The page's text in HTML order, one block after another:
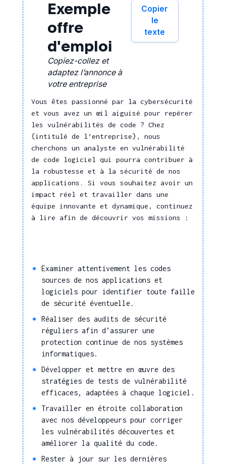
Réaliser une veille
technique ou
technologique pour
anticiper les évolutions
Concevoir et animer
une démarche
d'innovation
Nouvelles
technologies
Développer un logiciel,
un système
d'informations, une
application
Déployer, intégrer un
logiciel, un système
d'informations, une
application
un système
d'informations, une
application
Paramétrer un logiciel
métier et l'interfacer à
d'autres applicatifs
Procéder aux phases de
tests et de recettes des
applications
développées
Concevoir et organiser
une solution blockchain
Intégrer des outils
IA/Data Science
Relation client
Exemple
offre
d'emploi
Copiez-collez et
adaptez l’annonce à
votre entreprise
Copier
le
texte
Vous êtes passionné par la cybersécurité
et vous avez un œil aiguisé pour repérer
les vulnérabilités de code ? Chez
{intitulé de l’entreprise}, nous
cherchons un analyste en vulnérabilité
de code logiciel qui pourra contribuer à
la robustesse et à la sécurité de nos
applications. Si vous souhaitez avoir un
impact réel et travailler dans une
équipe innovante et dynamique, continuez
à lire afin de découvrir vos missions :
Examiner attentivement les codes
sources de nos applications et
logiciels pour identifier toute faille
de sécurité éventuelle.
Réaliser des audits de sécurité
réguliers afin d’assurer une
protection continue de nos systèmes
informatiques.
Développer et mettre en œuvre des
stratégies de tests de vulnérabilité
efficaces, adaptées à chaque logiciel.
Travailler en étroite collaboration
avec nos développeurs pour corriger
les vulnérabilités découvertes et
améliorer la qualité du code.
Rester à jour sur les dernières